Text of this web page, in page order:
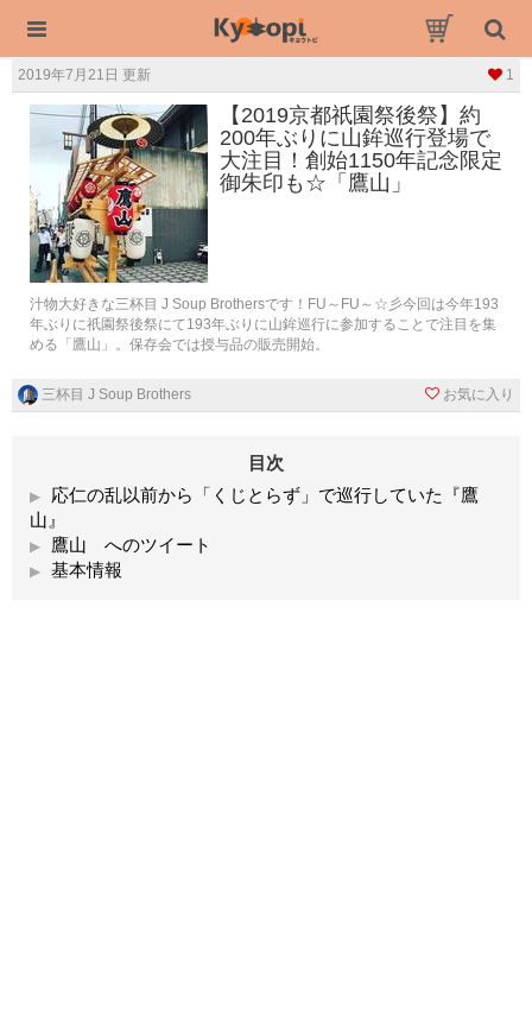
2019年7月21日 更新 1
【2019京都祇園祭後祭】約
200年ぶりに山鉾巡行登場で
大注目！創始1150年記念限定
御朱印も☆「鷹山」
汁物大好きな三杯目 J Soup Brothersです！FU～FU～☆彡今回は今年193
年ぶりに祇園祭後祭にて193年ぶりに山鉾巡行に参加することで注目を集
める「鷹山」。保存会では授与品の販売開始。
三杯目 J Soup Brothers お気に入り
目次
応仁の乱以前から「くじとらず」で巡行していた『鷹
山』
鷹山 へのツイート
基本情報